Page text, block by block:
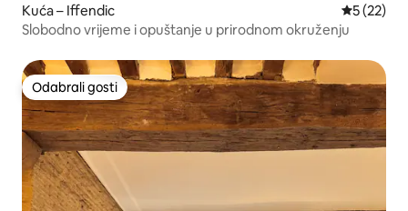
Kuća – Iffendic Prosječna
5 (22)
Slobodno vrijeme i opuštanje u prirodnom okruženju
Odabrali gosti
Odabrali gosti